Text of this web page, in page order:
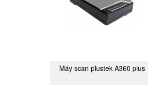
Máy scan plustek A360 plus
MUA NGAY